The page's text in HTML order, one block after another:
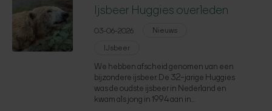
Ijsbeer Huggies overleden
03-06-2026
Nieuws
IJsbeer
We hebben afscheid genomen van een
bijzondere ijsbeer. De 32-jarige Huggies
was de oudste ijsbeer in Nederland en
kwam als jong in 1994 aan in...